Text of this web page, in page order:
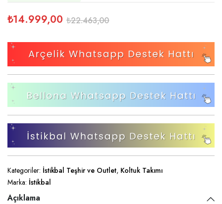
₺22.463,00
fiyat:
₺22.463,00.
₺14.999,00
andaki
fiyat:
₺14.999,00.
Kategoriler: İstikbal Teşhir ve Outlet, Koltuk Takımı
Marka: İstikbal
Açıklama